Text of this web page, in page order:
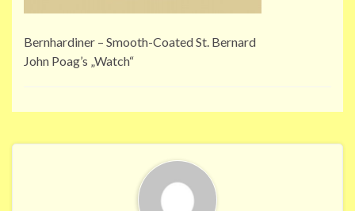
Bernhardiner – Smooth-Coated St. Bernard
John Poag’s „Watch“